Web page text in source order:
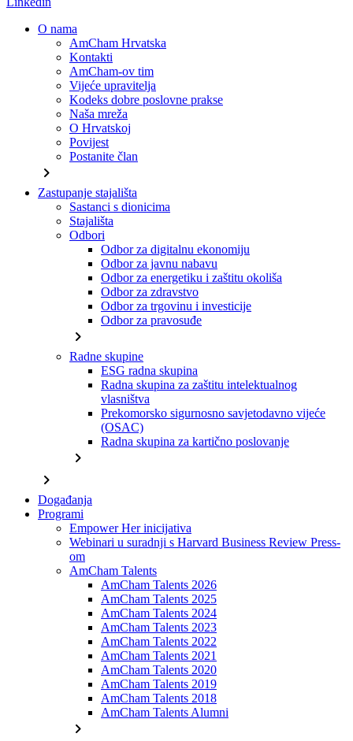
O nama
AmCham Hrvatska
Kontakti
AmCham-ov tim
Vijeće upravitelja
Kodeks dobre poslovne prakse
Naša mreža
O Hrvatskoj
Povijest
Postanite član
chevron_right
Zastupanje stajališta
Sastanci s dionicima
Stajališta
Odbori
Odbor za digitalnu ekonomiju
Odbor za javnu nabavu
Odbor za energetiku i zaštitu okoliša
Odbor za zdravstvo
Odbor za trgovinu i investicije
Odbor za pravosuđe
chevron_right
Radne skupine
ESG radna skupina
Radna skupina za zaštitu intelektualnog
vlasništva
Prekomorsko sigurnosno savjetodavno vijeće
(OSAC)
Radna skupina za kartično poslovanje
chevron_right
chevron_right
Događanja
Programi
Empower Her inicijativa
Webinari u suradnji s Harvard Business Review Press-
om
AmCham Talents
AmCham Talents 2026
AmCham Talents 2025
AmCham Talents 2024
AmCham Talents 2023
AmCham Talents 2022
AmCham Talents 2021
AmCham Talents 2020
AmCham Talents 2019
AmCham Talents 2018
AmCham Talents Alumni
chevron_right